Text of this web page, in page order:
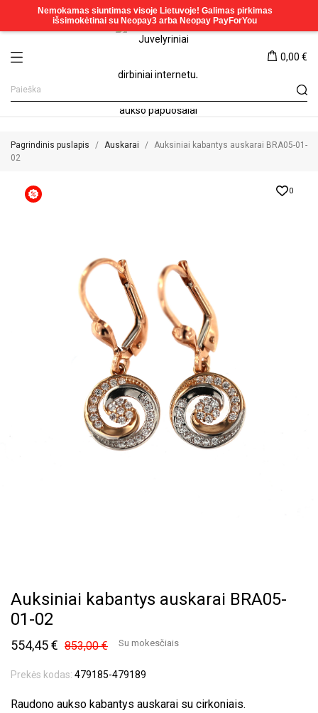
0,00 €
Pagrindinis puslapis Auskarai
Auksiniai kabantys auskarai BRA05-01-
02
0
Auksiniai kabantys auskarai BRA05-
01-02
554,45 € 853,00 € Su mokesčiais
Prekės kodas: 479185-479189
Raudono aukso kabantys auskarai su cirkoniais.